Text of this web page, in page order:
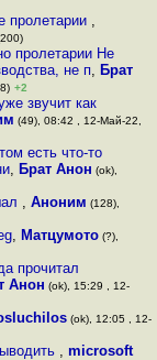
пролетарии ,
пролетарии Не
не п, Брат
+2
звучит как
(49), 08:42 , 12-Май-22,
есть что-то
, Брат Анон (ok),
, Аноним (128),
, Матцумото(?),
прочитал
Анон (ok), 15:29 , 12-
(ok), 12:05 , 12-
,microsoft